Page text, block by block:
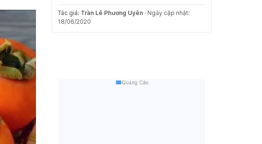
Tác giả: Trần Lê Phương Uyên · Ngày cập nhật:
18/06/2020
Quảng Cáo